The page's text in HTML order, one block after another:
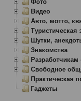
Видео
Авто, мотто,
Туристическая
Шутки,
Знакомства
Разработчикам
Свободное
Практическая
Гаджеты